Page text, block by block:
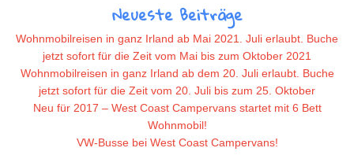
Neueste Beiträge
Wohnmobilreisen in ganz Irland ab Mai 2021. Juli erlaubt. Buche
jetzt sofort für die Zeit vom Mai bis zum Oktober 2021
Wohnmobilreisen in ganz Irland ab dem 20. Juli erlaubt. Buche
jetzt sofort für die Zeit vom 20. Juli bis zum 25. Oktober
Neu für 2017 – West Coast Campervans startet mit 6 Bett
Wohnmobil!
VW-Busse bei West Coast Campervans!